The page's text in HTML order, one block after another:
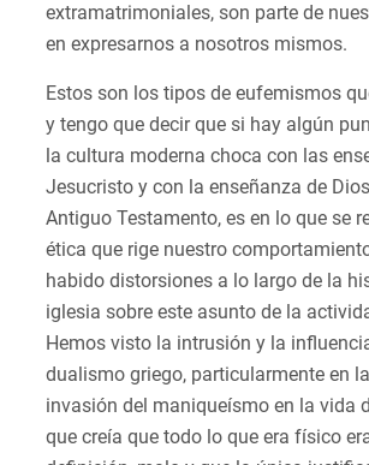
extramatrimoniales, son parte de
en expresarnos a nosotros mismos.
Estos son los tipos de eufemismos
y tengo que decir que si hay algún
la cultura moderna choca con las
Jesucristo y con la enseñanza de Dios
Antiguo Testamento, es en lo que se
ética que rige nuestro
habido distorsiones a lo largo de la
iglesia sobre este asunto de la
Hemos visto la intrusión y la
dualismo griego, particularmente en
invasión del maniqueísmo en la vida
que creía que todo lo que era físico